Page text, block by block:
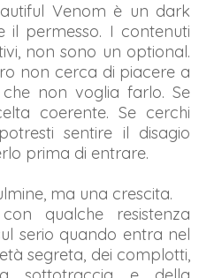
Venom è un dark
il permesso. I contenuti
non sono un optional.
non cerca di piacere a
non voglia farlo. Se
coerente. Se cerchi
sentire il disagio
prima di entrare.
ma una crescita.
qualche resistenza
serio quando entra nel
segreta, dei complotti,